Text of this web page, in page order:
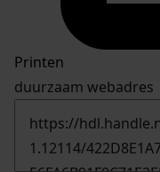
Printen
duurzaam webadres